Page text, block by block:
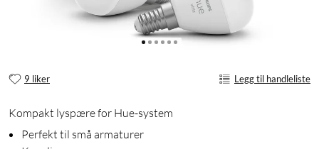
9 liker Legg til handleliste
Kompakt lyspære for Hue-system
Perfekt til små armaturer